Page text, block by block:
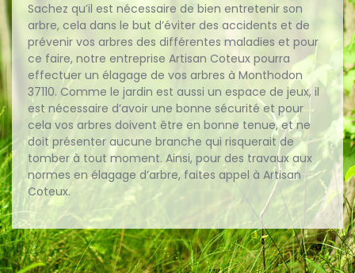
Sachez qu’il est nécessaire de bien entretenir son
arbre, cela dans le but d’éviter des accidents et de
prévenir vos arbres des différentes maladies et pour
ce faire, notre entreprise Artisan Coteux pourra
effectuer un élagage de vos arbres à Monthodon
37110. Comme le jardin est aussi un espace de jeux, il
est nécessaire d’avoir une bonne sécurité et pour
cela vos arbres doivent être en bonne tenue, et ne
doit présenter aucune branche qui risquerait de
tomber à tout moment. Ainsi, pour des travaux aux
normes en élagage d’arbre, faites appel à Artisan
Coteux.